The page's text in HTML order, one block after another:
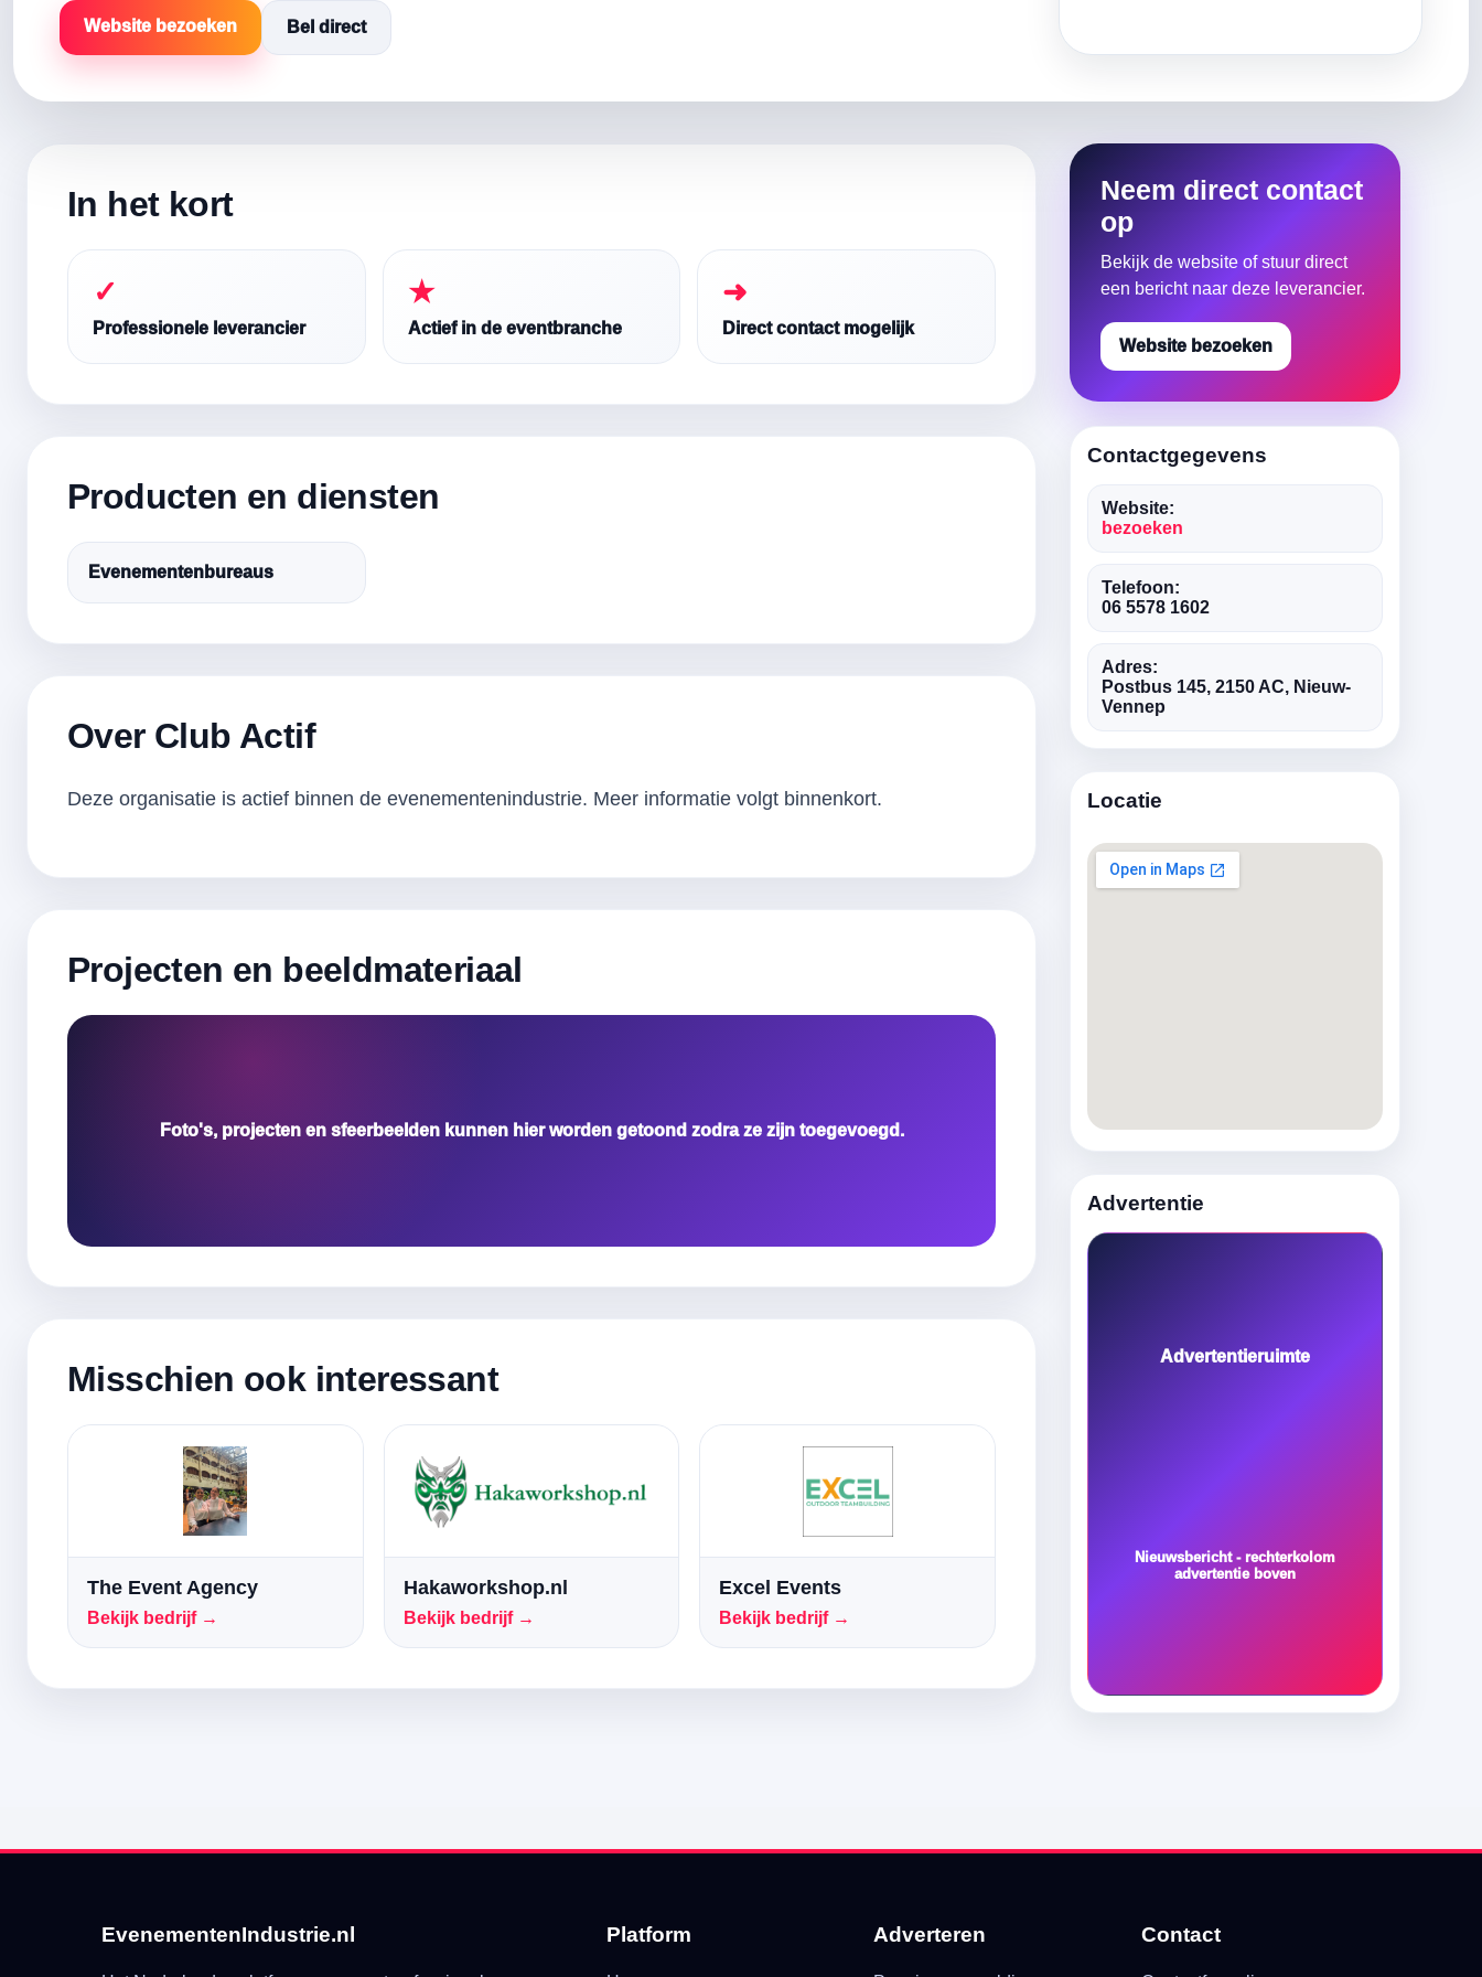
Website bezoeken Bel direct
In het kort
✓
Professionele leverancier
★
Actief in de eventbranche
➜
Direct contact mogelijk
Producten en diensten
Evenementenbureaus
Over Club Actif
Deze organisatie is actief binnen de evenementenindustrie. Meer informatie volgt binnenkort.
Projecten en beeldmateriaal
Foto's, projecten en sfeerbeelden kunnen hier worden getoond zodra ze zijn toegevoegd.
Misschien ook interessant
The Event Agency
Bekijk bedrijf →
Hakaworkshop.nl
Bekijk bedrijf →
Excel Events
Bekijk bedrijf →
Neem direct contact
op
Bekijk de website of stuur direct
een bericht naar deze leverancier.
Website bezoeken
Contactgegevens
Website:
bezoeken
Telefoon:
06 5578 1602
Adres:
Postbus 145, 2150 AC, Nieuw-
Vennep
Locatie
Advertentie
Advertentieruimte
Nieuwsbericht - rechterkolom
advertentie boven
EvenementenIndustrie.nl Platform Adverteren Contact